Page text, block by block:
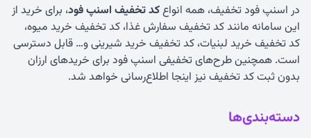
در اسنپ فود تخفیف، همه انواعکد تخفیف اسنپ فود، برای خرید از
این سامانه مانند کد تخفیف سفارش غذا، کد تخفیف خرید میوه،
کد تخفیف خرید لبنیات، کد تخفیف خرید شیرینی و… قابل دسترسی
است. همچنین طرح‌های تخفیفی اسنپ فود برای خریدهای ارزان
بدون ثبت کد تخفیف نیز اینجا اطلاع‌رسانی خواهد شد.
دسته‌بندی‌ها